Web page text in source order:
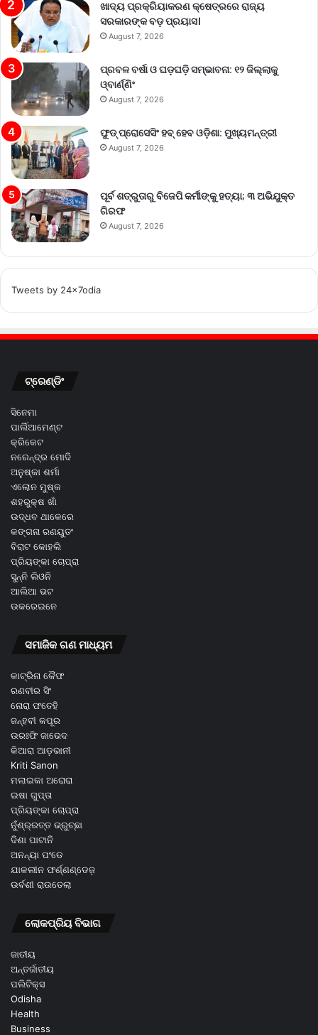
ଖାଦ୍ୟ ପ୍ରକ୍ରିୟାକରଣ କ୍ଷେତ୍ରରେ ରାଜ୍ୟ
ସରକାରଙ୍କ ବଡ଼ ପ୍ରୟାସ।
August 7, 2026
ପ୍ରବଳ ବର୍ଷା ଓ ଘଡ଼ଘଡ଼ି ସମ୍ଭାବନା: ୧୨ ଜିଲ୍ଲାକୁ
ଓ୍ବାର୍ଣ୍ଣିଂ
August 7, 2026
ଫୁଡ୍ ପ୍ରୋସେସିଂ ହବ୍ ହେବ ଓଡ଼ିଶା: ମୁଖ୍ୟମନ୍ତ୍ରୀ
August 7, 2026
ପୂର୍ବ ଶତ୍ରୁତାରୁ ବିଜେପି କର୍ମୀଙ୍କୁ ହତ୍ୟା; ୩ ଅଭିଯୁକ୍ତ
ଗିରଫ
August 7, 2026
Tweets by 24x7odia
ଟ୍ରେଣ୍ଡିଂ
ସିନେମା
ପାର୍ଲିଆମେଣ୍ଟ
କ୍ରିକେଟ
ନରେନ୍ଦ୍ର ମୋଦି
ଅନୁଷ୍କା ଶର୍ମା
ଏଲୋନ ମୁଷ୍କ
ଶହରୁକ୍ଷ ଖାଁ
ଉଦ୍ଧବ ଥାକେରେ
କଙ୍ଗନା ରଣୟୁତଂ
ବିରାଟ କୋହଲି
ପ୍ରିୟଙ୍କା ଚୋପ୍ରା
ସୁନ୍ନି ଲିଓନି
ଆଲିଆ ଭଟ
ଉକରେଇନେ
ସମାଜିକ ଗଣ ମାଧ୍ୟମ
କାଟ୍ରିନା କୈଫ
ରଣବୀର ସିଂ
ନୋରା ଫତେହି
ଜନ୍ହବୀ କପୂର
ଉରଃଫି ଜାଭେଦ
କିଆରା ଆଡ଼ଭାନୀ
Kriti Sanon
ମଲାଇକା ଅରୋରା
ଇଷା ଗୁପ୍ତା
ପ୍ରିୟଙ୍କା ଚୋପ୍ରା
ନୁଁଶ୍ର୍ରତ୍ତ ଭ୍ରୁଚ୍ଛା
ଦିଶା ପାଟାନି
ଅନନ୍ୟା ପଂଡେ
ଯାକଲୀନ ଫର୍ଣ୍ଣଣ୍ଡେଜ଼
ଉର୍ବଶୀ ରାଉତେଲା
ଲୋକପ୍ରିୟ ବିଭାଗ
ଜାତୀୟ
ଅନ୍ତର୍ଜାତୀୟ
ପଲିଟିକ୍ସ
Odisha
Health
Business